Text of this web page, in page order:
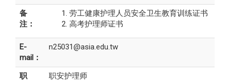
备
注：
劳工健康护理人员安全卫生教育训练证书
高考护理师证书
E-
mail：
n25031@asia.edu.tw
职
职安护理师